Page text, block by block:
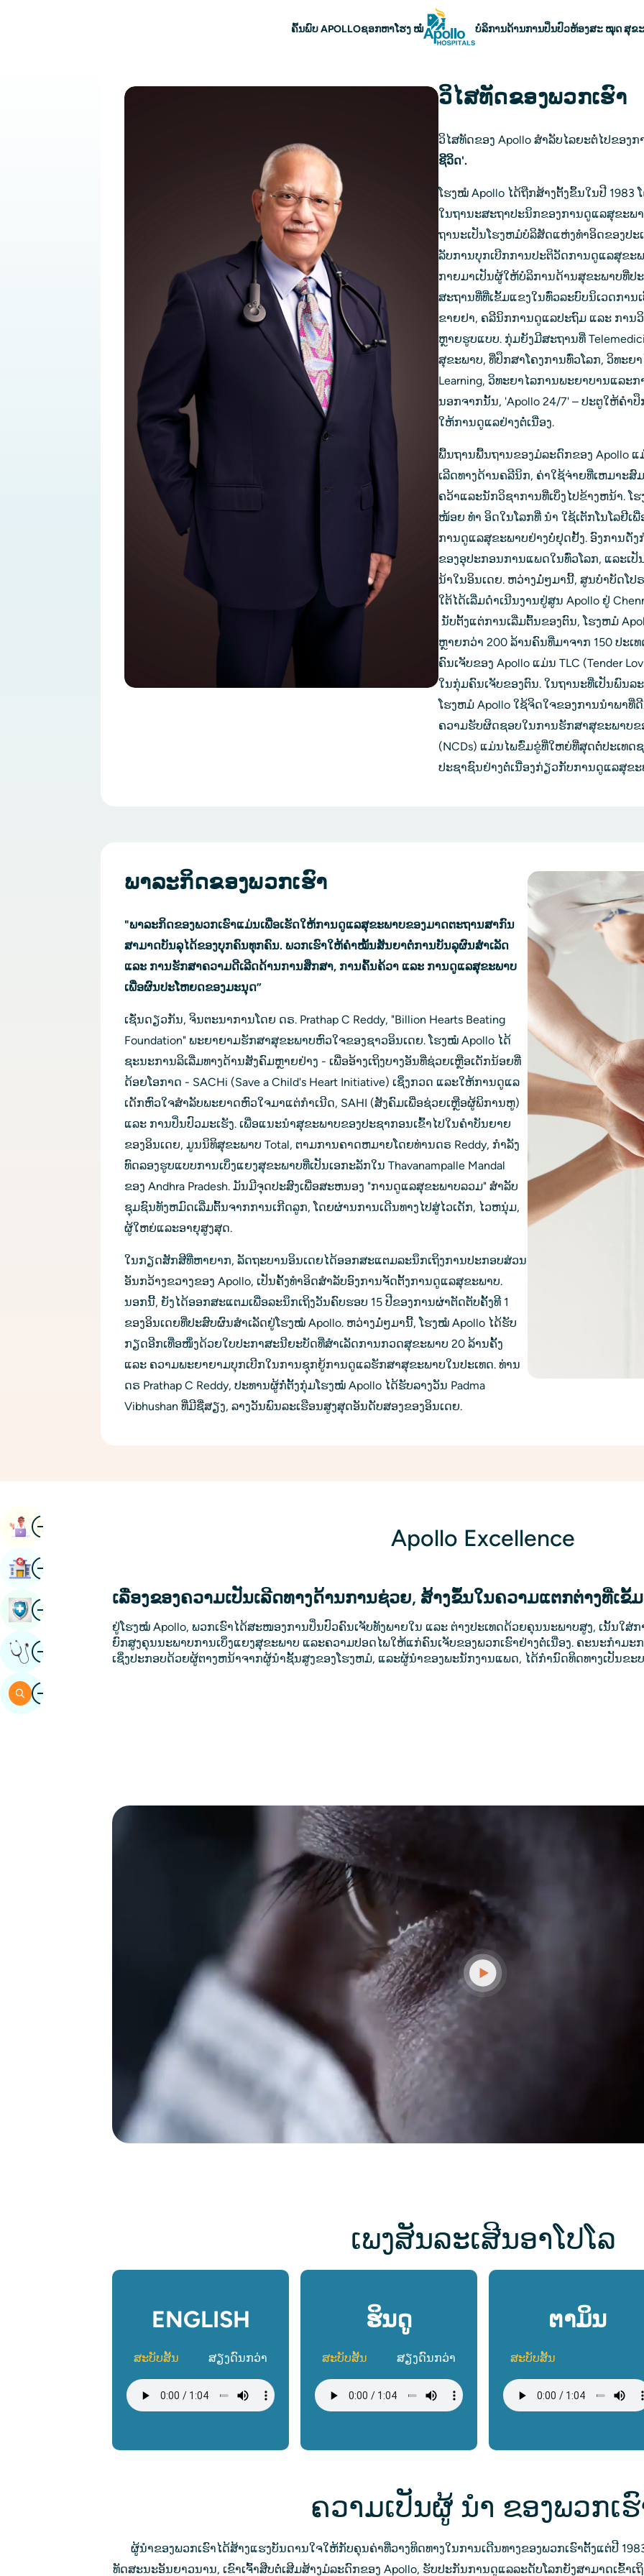
ຄົ້ນພົບ APOLLOຊອກຫາໂຮງ ໝໍ ບໍລິການດ້ານການປິ່ນປົວຫ້ອງສະ ໝຸດ ສຸຂ
ວິໄສທັດຂອງພວກເຮົາ
ວິໄສທັດຂອງ Apollo ສໍາລັບໄລຍະຕໍ່ໄປຂອງ
ຊີວິດ'.
ໂຮງໝໍ Apollo ໄດ້ຖືກສ້າງຕັ້ງຂຶ້ນໃນປີ 1983
ໃນຖານະສະຖາປະນິກຂອງການດູແລສຸຂະພ
ຖານະເປັນໂຮງຫມໍບໍລິສັດແຫ່ງທໍາອິດຂອງປະ
ລັບການບຸກເບີກການປະຕິວັດການດູແລສຸຂະ
ກາຍມາເປັນຜູ້ໃຫ້ບໍລິການດ້ານສຸຂະພາບທີ່
ສະຖານທີ່ທີ່ເຂັ້ມແຂງໃນທົ່ວລະບົບນິເວດການ
ຂາຍຢາ, ຄລີນິກການດູແລປະຖົມ ແລະ ກາ
ຫຼາຍຮູບແບບ. ກຸ່ມຍັງມີສະຖານທີ່
ສຸຂະພາບ, ທີ່ປຶກສາໂຄງການທົ່ວໂລກ, ວິທະຍ
Learning, ວິທະຍາໄລການພະຍາບານແລ
ນອກຈາກນັ້ນ, 'Apollo 24/7' – ປະຕູໃຫ້ຄໍາ
ໃຫ້ການດູແລຢ່າງຕໍ່ເນື່ອງ.
ພື້ນຖານພື້ນຖານຂອງມໍລະດົກຂອງ Apollo
ເລີດທາງດ້ານຄລີນິກ, ຄ່າໃຊ້ຈ່າຍທີ່ເຫມາະ
ຄວ້າແລະນັກວິຊາການທີ່ເບິ່ງໄປຂ້າງຫນ້າ.
ໜ້ອຍ ທຳ ອິດໃນໂລກທີ່ ນຳ ໃຊ້ເຕັກໂນໂລຢີ
ການດູແລສຸຂະພາບຢ່າງບໍ່ຢຸດຢັ້ງ. ອົງການດັ່
ຂອງອຸປະກອນການແພດໃນທົ່ວໂລກ, ແລະເ
ນ້າໃນອິນເດຍ. ຫວ່າງ​ມໍ່ໆ​ມາ​ນີ້, ສູນ​ບຳບັດ​ໂ
ໃຕ້​ໄດ້​ເລີ່​ມດຳ​ເນີນ​ງານ​ຢູ່​ສູນ Apollo ຢູ່
ຫຼາຍກວ່າ 200 ລ້ານຄົນທີ່ມາຈາກ 150 ປະເ
ຄົນເຈັບຂອງ Apollo ແມ່ນ TLC (Tender
ໃນກຸ່ມຄົນເຈັບຂອງຕົນ. ໃນຖານະທີ່ເປັນພົນ
ໂຮງຫມໍ Apollo ໃຊ້ຈິດໃຈຂອງການນໍາພາ
ຄວາມຮັບຜິດຊອບໃນການຮັກສາສຸຂະພາບຂ
(NCDs) ແມ່ນໄພຂົ່ມຂູ່ທີ່ໃຫຍ່ທີ່ສຸດຕໍ່ປະເທດ
ປະຊາຊົນຢ່າງຕໍ່ເນື່ອງກ່ຽວກັບການດູແລສຸຂ
ພາລະກິດຂອງພວກເຮົາ
"ພາລະກິດຂອງພວກເຮົາແມ່ນເພື່ອເຮັດໃຫ້ການດູແລສຸຂະພາບຂອງມາດຕະຖານສາກົນ
ສາມາດບັນລຸໄດ້ຂອງບຸກຄົນທຸກຄົນ. ພວກ​ເຮົາ​ໃຫ້​ຄຳ​ໝັ້ນ​ສັນ​ຍາ​ຕໍ່​ການ​ບັນ​ລຸ​ຜົນ​ສຳ​ເລັດ
ແລະ ການ​ຮັກ​ສາ​ຄວາມ​ດີ​ເລີດ​ດ້ານ​ການ​ສຶກ​ສາ, ການ​ຄົ້ນ​ຄ້​ວາ ແລະ ການ​ດູ​ແລ​ສຸ​ຂະ​ພາບ
ເພື່ອ​ຜົນ​ປະ​ໂຫຍດ​ຂອງ​ມະ​ນຸດ”
ເຊັ່ນດຽວກັນ, ຈິນຕະນາການໂດຍ ດຣ. Prathap C Reddy, "Billion Hearts Beating
Foundation" ພະຍາຍາມຮັກສາສຸຂະພາບຫົວໃຈຂອງຊາວອິນເດຍ. ໂຮງໝໍ Apollo ໄດ້
ຊະນະການລິເລີ່ມທາງດ້ານສັງຄົມຫຼາຍຢ່າງ - ເພື່ອອ້າງເຖິງບາງອັນທີ່ຊ່ວຍເຫຼືອເດັກນ້ອຍທີ່
ດ້ອຍໂອກາດ - SACHi (Save a Child's Heart Initiative) ເຊິ່ງກວດ ແລະໃຫ້ການດູແລ
ເດັກຫົວໃຈສໍາລັບພະຍາດຫົວໃຈມາແຕ່ກຳເນີດ, SAHI (ສັງຄົມເພື່ອຊ່ວຍເຫຼືອຜູ້ພິການຫູ)
ແລະ ການປິ່ນປົວມະເຮັງ. ເພື່ອແນະນໍາສຸຂະພາບຂອງປະຊາກອນເຂົ້າໄປໃນຄໍາບັນຍາຍ
ຂອງອິນເດຍ, ມູນນິທິສຸຂະພາບ Total, ຕາມການຄາດຫມາຍໂດຍທ່ານດຣ Reddy, ກໍາລັງ
ທົດລອງຮູບແບບການເບິ່ງແຍງສຸຂະພາບທີ່ເປັນເອກະລັກໃນ Thavanampalle Mandal
ຂອງ Andhra Pradesh. ມັນມີຈຸດປະສົງເພື່ອສະຫນອງ "ການດູແລສຸຂະພາບລວມ" ສໍາລັບ
ຊຸມຊົນທັງຫມົດເລີ່ມຕົ້ນຈາກການເກີດລູກ, ໂດຍຜ່ານການເດີນທາງໄປສູ່ໄວເດັກ, ໄວຫນຸ່ມ,
ຜູ້ໃຫຍ່ແລະອາຍຸສູງສຸດ.
ໃນກຽດສັກສີທີ່ຫາຍາກ, ລັດຖະບານອິນເດຍໄດ້ອອກສະແຕມລະນຶກເຖິງການປະກອບສ່ວນ
ອັນກວ້າງຂວາງຂອງ Apollo, ເປັນຄັ້ງທໍາອິດສໍາລັບອົງການຈັດຕັ້ງການດູແລສຸຂະພາບ.
ນອກ​ນີ້, ຍັງ​ໄດ້​ອອກ​ສະ​ແຕມ​ເພື່ອ​ລະນຶກ​ເຖິງ​ວັນ​ຄົບຮອບ 15 ປີ​ຂອງ​ການ​ຜ່າ​ຕັດ​ຕັບ​ຄັ້ງ​ທີ 1
ຂອງ​ອິນ​ເດຍ​ທີ່​ປະສົບ​ຜົນສຳ​ເລັດ​ຢູ່​ໂຮງໝໍ Apollo. ຫວ່າງມໍ່ໆມານີ້, ໂຮງໝໍ Apollo ໄດ້ຮັບ
ກຽດອີກເທື່ອໜຶ່ງດ້ວຍໃບປະກາສະນີຍະບັດທີ່ສຳເລັດການກວດສຸຂະພາບ 20 ລ້ານຄັ້ງ
ແລະ ຄວາມພະຍາຍາມບຸກເບີກໃນການຊຸກຍູ້ການດູແລຮັກສາສຸຂະພາບໃນປະເທດ. ທ່ານ
ດຣ Prathap C Reddy, ປະທານຜູ້ກໍ່ຕັ້ງກຸ່ມໂຮງໝໍ Apollo ໄດ້ຮັບລາງວັນ Padma
Vibhushan ທີ່ມີຊື່ສຽງ, ລາງວັນພົນລະເຮືອນສູງສຸດອັນດັບສອງຂອງອິນເດຍ.
Apollo Excellence
ເລື່ອງຂອງຄວາມເປັນເລີດທາງດ້ານການຊ່ວຍ, ສ້າງຂຶ້ນໃນຄວາມແຕກຕ່າງທີ່ເຂັ້
ຢູ່ໂຮງໝໍ Apollo, ພວກເຮົາໄດ້ສະໜອງການປິ່ນປົວຄົນເຈັບທັງພາຍໃນ ແລະ ຕ່າງປະເທດດ້ວຍຄຸນນະພາບສູງ, ເນັ້ນໃສ່
ຍົກສູງຄຸນນະພາບການເບິ່ງແຍງສຸຂະພາບ ແລະຄວາມປອດໄພໃຫ້ແກ່ຄົນເຈັບຂອງພວກເຮົາຢ່າງຕໍ່ເນື່ອງ. ຄະນະກໍາມ
ເຊິ່ງປະກອບດ້ວຍຜູ້ຕາງຫນ້າຈາກຜູ້ນໍາຊັ້ນສູງຂອງໂຮງຫມໍ, ແລະຜູ້ນໍາຂອງພະນັກງານແພດ, ໄດ້ກໍານົດທິດທາງເປັນຂະ
ເພງສັນລະເສີນອາໂປໂລ
ENGLISH
ສະບັບສັ້ນ
ສຽງດົນກວ່າ
ໄຟລ໌ສຽງ
ຮິນດູ
ສະບັບສັ້ນ
ສຽງດົນກວ່າ
ໄຟລ໌ສຽງ
ຕາມິນ
ສະບັບສັ້ນ
ໄຟລ໌ສຽງ
ຄວາມເປັນຜູ້ ນຳ ຂອງພວກເ
ຜູ້ນໍາຂອງພວກເຮົາໄດ້ສ້າງແຮງບັນດານໃຈໃຫ້ກັບຄຸນຄ່າທີ່ວາງທິດທາງໃນການເດີນທາງຂອງພວກເຮົາຕັ້ງແຕ່ປີ
ທັດສະນະອັນຍາວນານ, ເຂົາເຈົ້າສືບຕໍ່ເສີມສ້າງມໍລະດົກຂອງ Apollo, ຮັບປະກັນການດູແລລະດັບໂລກຍັງສາມາດເຂົ້າເ
ຮູບພາບການແຕ່ງຕັ້ງຫນັງສື
ຮູບພາບຊອກຫາໂຮງ ໝໍ
ຮູບພາບຈອງການກວດສຸຂະພາບ
ຮູບພາບໄດ້ຮັບຄວາມຄິດເຫັນຈາກຜູ້ຊ່ຽວຊານ
ຮູບພາບຄົ້ນຫາ